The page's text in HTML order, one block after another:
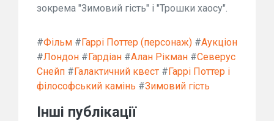
зокрема "Зимовий гість" і "Трошки хаосу".
#Фільм #Гаррі Поттер (персонаж) #Аукціон
#Лондон #Гардіан #Алан Рікман #Северус
Снейп #Галактичний квест #Гаррі Поттер і
філософський камінь #Зимовий гість
Інші публікації